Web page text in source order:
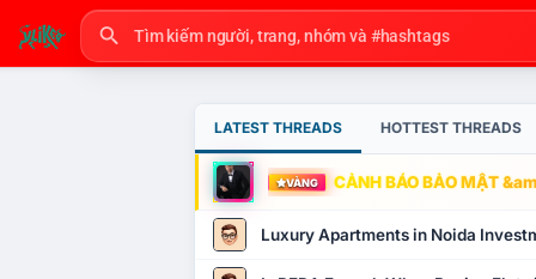
LATEST THREADS HOTTEST THREADS
VÀNG CẢNH BÁO BẢO MẬT
Luxury Apartments in Noida